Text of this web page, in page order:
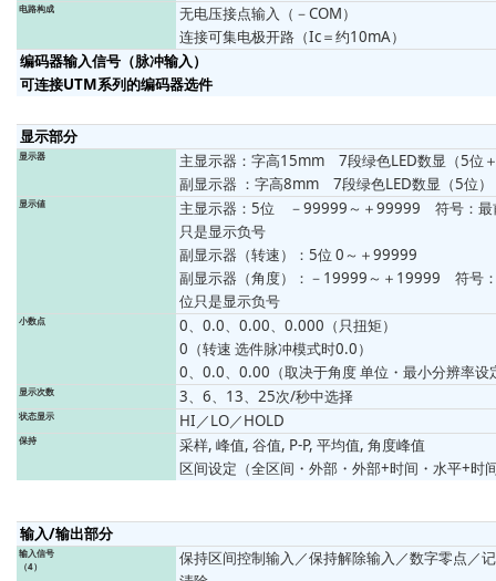
电路构成
无电压接点输入（－COM）
连接可集电极开路（Ic＝约10mA）
编码器输入信号（脉冲输入）
可连接UTM系列的编码器选件
显示部分
显示器
主显示器：字高15mm 7段绿色LED数显（5位
副显示器 ：字高8mm 7段绿色LED数显（5位）
显示値
主显示器：5位 －99999～＋99999 符号：最
只是显示负号
副显示器（转速）：5位 0～＋99999
副显示器（角度）：－19999～＋19999 符号
位只是显示负号
小数点
0、0.0、0.00、0.000（只扭矩）
0（转速 选件脉冲模式时0.0）
0、0.0、0.00（取决于角度 单位・最小分辨率设
显示次数 3、6、13、25次/秒中选择
状态显示 HI／LO／HOLD
保持
采样, 峰值, 谷值, P-P, 平均值, 角度峰值
区间设定（全区间・外部・外部+时间・水平+时
输入/输出部分
输入信号
（4）
保持区间控制输入／保持解除输入／数字零点／